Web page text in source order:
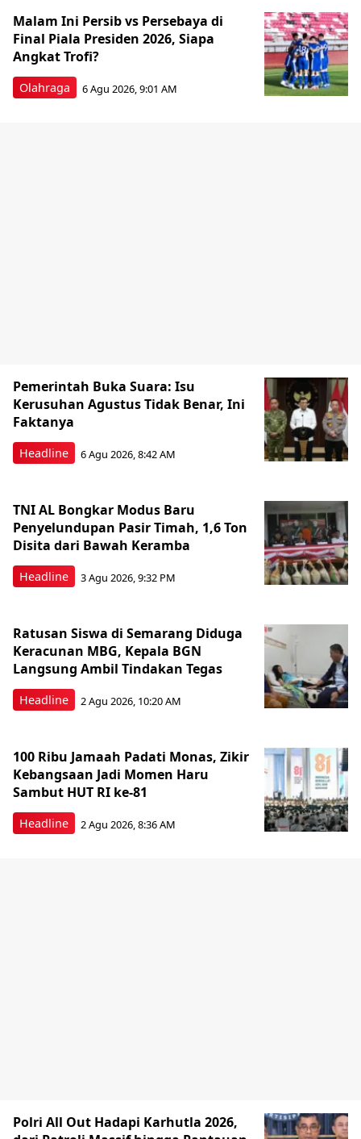
Olahraga
Malam Ini Persib vs Persebaya di
Final Piala Presiden 2026, Siapa
Angkat Trofi?
6 Agu 2026, 9:01 AM
Headline
Pemerintah Buka Suara: Isu
Kerusuhan Agustus Tidak Benar, Ini
Faktanya
6 Agu 2026, 8:42 AM
Headline
TNI AL Bongkar Modus Baru
Penyelundupan Pasir Timah, 1,6 Ton
Disita dari Bawah Keramba
3 Agu 2026, 9:32 PM
Headline
Ratusan Siswa di Semarang Diduga
Keracunan MBG, Kepala BGN
Langsung Ambil Tindakan Tegas
2 Agu 2026, 10:20 AM
Headline
100 Ribu Jamaah Padati Monas, Zikir
Kebangsaan Jadi Momen Haru
Sambut HUT RI ke-81
2 Agu 2026, 8:36 AM
Polri All Out Hadapi Karhutla 2026,